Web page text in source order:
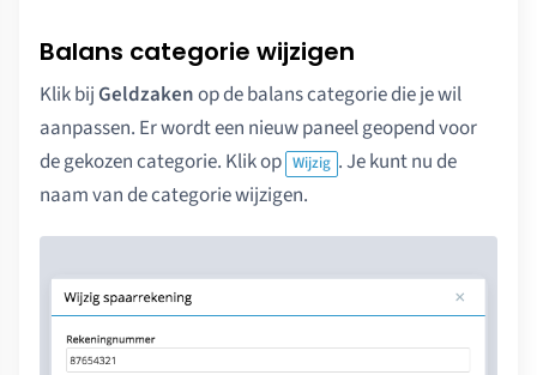
Balans categorie wijzigen
Klik bijGeldzakenop de balans categorie die je wil
aanpassen. Er wordt een nieuw paneel geopend voor
de gekozen categorie. Klik op Wijzig . Je kunt nu de
naam van de categorie wijzigen.